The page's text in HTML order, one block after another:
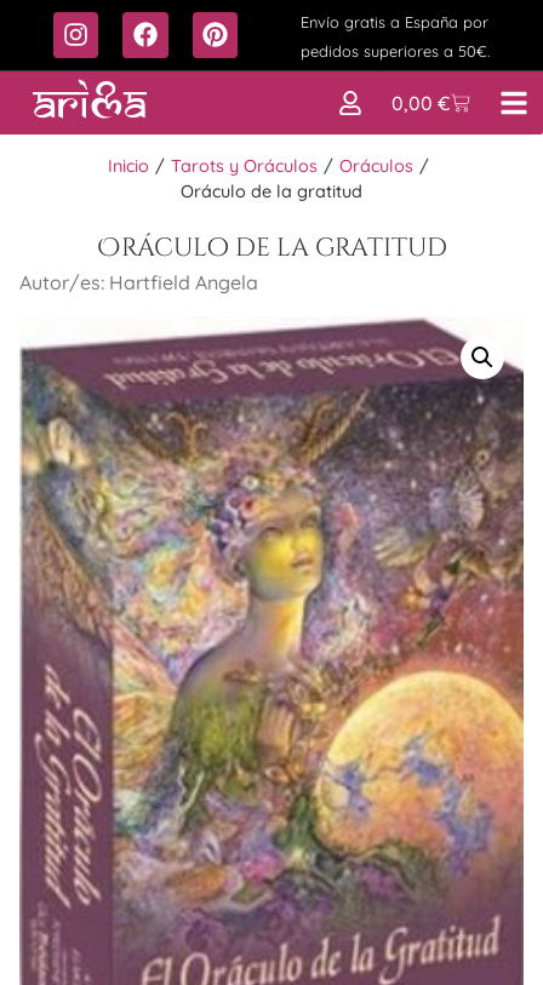
Envío gratis a España por
pedidos superiores a 50€.
0,00 €
Inicio / Tarots y Oráculos / Oráculos /
Oráculo de la gratitud
Oráculo de la gratitud
Autor/es: Hartfield Angela